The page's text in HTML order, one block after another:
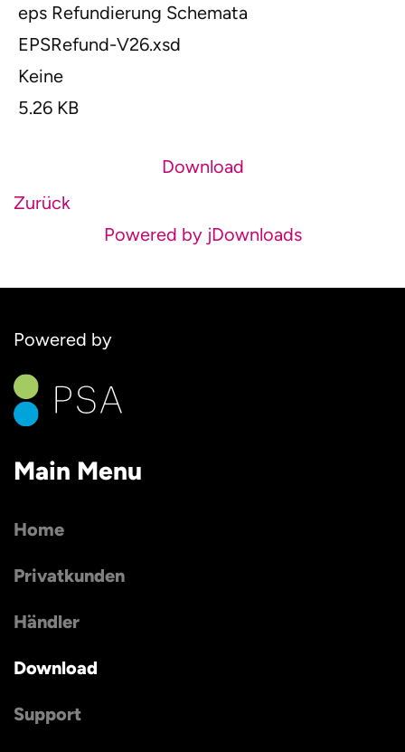
eps Refundierung Schemata
EPSRefund-V26.xsd
Keine
5.26 KB
Download
Zurück
Powered by jDownloads
Powered by
Main Menu
Home
Privatkunden
Händler
Download
Support